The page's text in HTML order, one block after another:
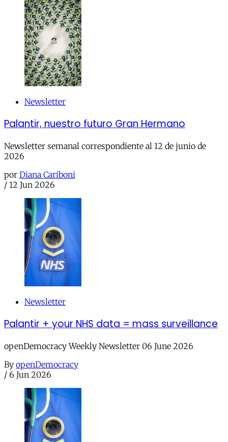
Newsletter
Palantir, nuestro futuro Gran Hermano
Newsletter semanal correspondiente al 12 de junio de
2026
por Diana Cariboni
/ 12 Jun 2026
Newsletter
Palantir + your NHS data = mass surveillance
openDemocracy Weekly Newsletter 06 June 2026
By openDemocracy
/ 6 Jun 2026